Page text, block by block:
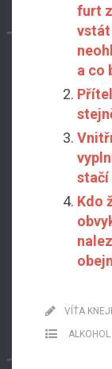
furt
a co
stačí
Kdo
VÍŤA
ALKOHOL